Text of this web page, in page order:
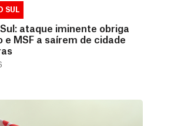
SUL
ataque iminente obriga
e MSF a saírem de cidade